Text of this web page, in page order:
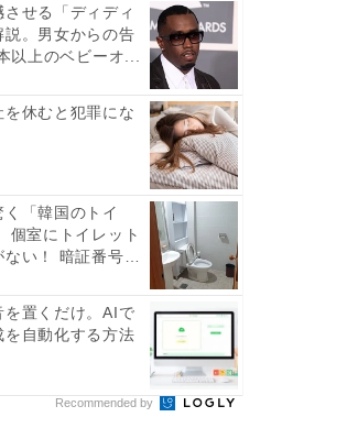
せる「ディディ
説。男女からの告
以上のベビーオ...
を休むと犯罪にな
く「韓国のトイ
個室にトイレット
ない！ 暗証番号
を置くだけ。AIで
を自動化する方法
Recommended by